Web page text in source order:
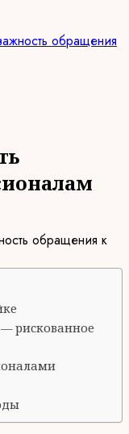
обращения
рискованное